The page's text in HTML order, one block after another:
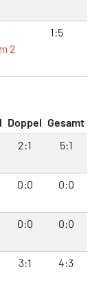
2
1:5
Doppel Gesamt
2:1 5:1
0:0 0:0
0:0 0:0
3:1 4:3